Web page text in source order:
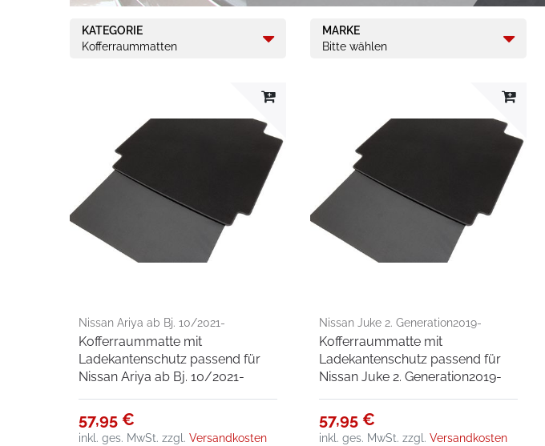
KATEGORIE
Kofferraummatten
MARKE
Bitte wählen
Nissan Ariya ab Bj. 10/2021-
Kofferraummatte mit
Ladekantenschutz passend für
Nissan Ariya ab Bj. 10/2021-
57,95 €
inkl. ges. MwSt. zzgl.Versandkosten
Nissan Juke 2. Generation2019-
Kofferraummatte mit
Ladekantenschutz passend für
Nissan Juke 2. Generation2019-
57,95 €
inkl. ges. MwSt. zzgl.Versandkosten